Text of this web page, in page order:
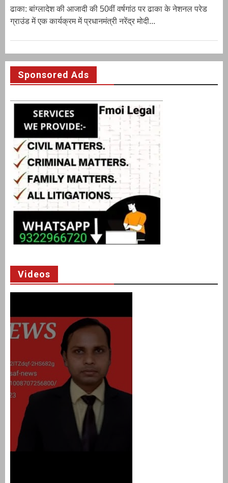
ढाका: बांग्लादेश की आजादी की 50वीं वर्षगांठ पर ढाका के नेशनल परेड
ग्राउंड में एक कार्यक्रम में प्रधानमंत्री नरेंद्र मोदी...
Sponsored Ads
Videos